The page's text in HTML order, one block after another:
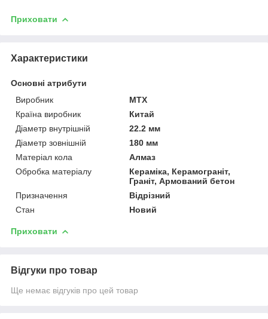
Приховати
Характеристики
Основні атрибути
Виробник
MTX
Країна виробник
Китай
Діаметр внутрішній
22.2 мм
Діаметр зовнішній
180 мм
Матеріал кола
Алмаз
Обробка матеріалу
Кераміка, Керамограніт,
Граніт, Армований бетон
Призначення
Відрізний
Стан
Новий
Приховати
Відгуки про товар
Ще немає відгуків про цей товар